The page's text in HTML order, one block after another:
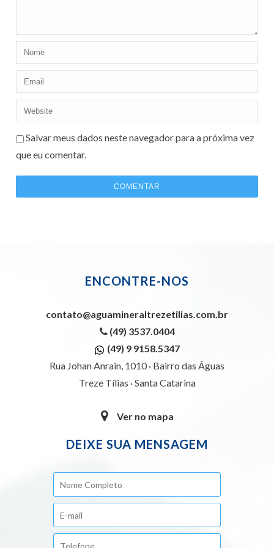
Salvar meus dados neste navegador para a próxima vez
que eu comentar.
ENCONTRE-NOS
contato@aguamineraltrezetilias.com.br
(49) 3537.0404
(49) 9 9158.5347
Rua Johan Anrain, 1010 · Bairro das Águas
Treze Tílias · Santa Catarina
Ver no mapa
DEIXE SUA MENSAGEM